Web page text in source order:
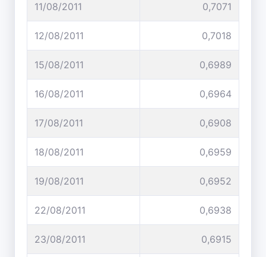
11/08/2011 0,7071
12/08/2011 0,7018
15/08/2011 0,6989
16/08/2011 0,6964
17/08/2011 0,6908
18/08/2011 0,6959
19/08/2011 0,6952
22/08/2011 0,6938
23/08/2011 0,6915